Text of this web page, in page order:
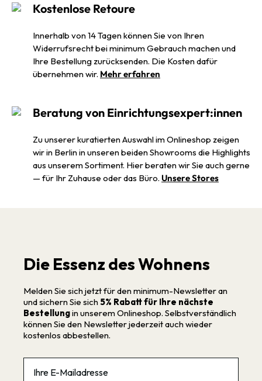
Kostenlose Retoure
Innerhalb von 14 Tagen können Sie von Ihren
Widerrufsrecht bei minimum Gebrauch machen und
Ihre Bestellung zurücksenden. Die Kosten dafür
übernehmen wir. Mehr erfahren
Beratung von Einrichtungsexpert:innen
Zu unserer kuratierten Auswahl im Onlineshop zeigen
wir in Berlin in unseren beiden Showrooms die Highlights
aus unserem Sortiment. Hier beraten wir Sie auch gerne
— für Ihr Zuhause oder das Büro. Unsere Stores
Die Essenz des Wohnens
Melden Sie sich jetzt für den minimum-Newsletter an
und sichern Sie sich 5% Rabatt für Ihre nächste
Bestellungin unserem Onlineshop. Selbstverständlich
können Sie den Newsletter jederzeit auch wieder
kostenlos abbestellen.